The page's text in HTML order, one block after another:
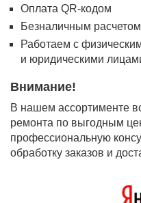
Оплата QR-кодом
Безналичным расчетом
Работаем с
и юридическими
Внимание!
В нашем ассортименте
ремонта по выгодным
профессиональную
обработку заказов и